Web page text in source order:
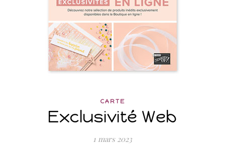
CARTE
Exclusivité Web
1 mars 2023